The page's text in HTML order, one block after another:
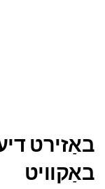
באַזירט
באַקוויט